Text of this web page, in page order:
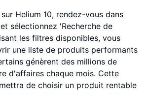
Helium 10, rendez-vous dans
sélectionnez 'Recherche de
les filtres disponibles, vous
une liste de produits performants
génèrent des millions de
d'affaires chaque mois. Cette
de choisir un produit rentable